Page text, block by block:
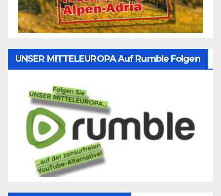
UNSER MITTELEUROPA Auf Rumble Folgen